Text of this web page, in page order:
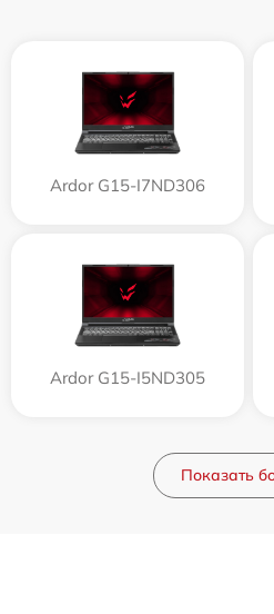
Ardor G15-I7ND306
Ardor G15-I5ND305
Показать